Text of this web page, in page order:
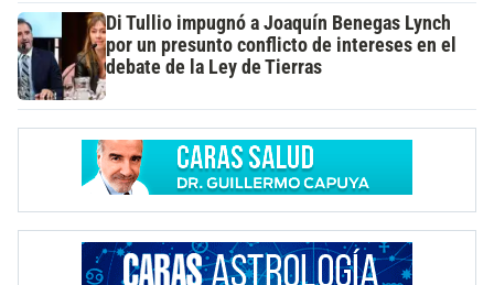
Di Tullio impugnó a Joaquín Benegas Lynch
por un presunto conflicto de intereses en el
debate de la Ley de Tierras